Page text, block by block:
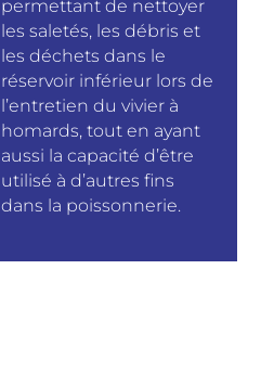
permettant de nettoyer
les saletés, les débris et
les déchets dans le
réservoir inférieur lors de
l’entretien du vivier à
homards, tout en ayant
aussi la capacité d’être
utilisé à d’autres fins
dans la poissonnerie.